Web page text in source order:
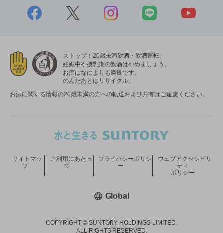
ストップ！20歳未満飲酒・飲酒運転。
妊娠中や授乳期の飲酒はやめましょう。
お酒はなによりも適量です。
のんだあとはリサイクル。
お酒に関する情報の20歳未満の方への転送および共有はご遠慮ください。
COPYRIGHT © SUNTORY HOLDINGS LIMITED.
ALL RIGHTS RESERVED.
サイトマッ
プ
ご利用にあたっ
て
プライバシーポリシ
ー
ウェブアクセシビリ
ティ
ポリシー
Global新しいウィンドウで開く